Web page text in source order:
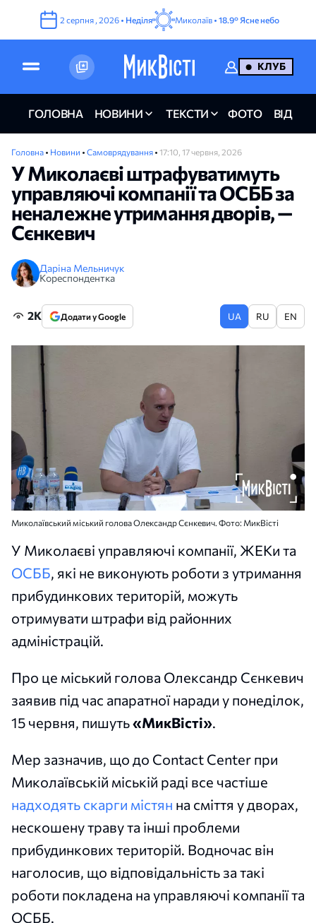
2 серпня , 2026 • Неділя Миколаїв • 18.9° Ясне небо
КЛУБ
ГОЛОВНА НОВИНИ ТЕКСТИ ФОТО ВІДЕО
Головна • Новини • Самоврядування • 17:10, 17 червня, 2026
У Миколаєві штрафуватимуть
управляючі компанії та ОСББ за
неналежне утримання дворів, —
Сєнкевич
Даріна Мельничук
Кореспондентка
2K Додати у Google UA RU EN
Миколаївський міський голова Олександр Сєнкевич. Фото: МикВісті
У Миколаєві управляючі компанії, ЖЕКи та
ОСББ, які не виконують роботи з утримання
прибудинкових територій, можуть
отримувати штрафи від районних
адміністрацій.
Про це міський голова Олександр Сєнкевич
заявив під час апаратної наради у понеділок,
15 червня, пишуть«МикВісті».
Мер зазначив, що до Contact Center при
Миколаївській міській раді все частіше
надходять скарги містян на сміття у дворах,
нескошену траву та інші проблеми
прибудинкових територій. Водночас він
наголосив, що відповідальність за такі
роботи покладена на управляючі компанії та
ОСББ.